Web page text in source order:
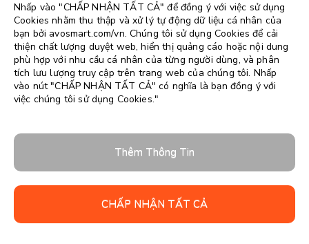
Chọn một ngôn ngữ ▼
Nhấp vào "CHẤP NHẬN TẤT CẢ" để đồng ý với việc sử dụng
Cookies nhằm thu thập và xử lý tự động dữ liệu cá nhân của
bạn bởi avosmart.com/vn. Chúng tôi sử dụng Cookies để cải
thiện chất lượng duyệt web, hiển thị quảng cáo hoặc nội dung
phù hợp với nhu cầu cá nhân của từng người dùng, và phân
tích lưu lượng truy cập trên trang web của chúng tôi. Nhấp
vào nút "CHẤP NHẬN TẤT CẢ" có nghĩa là bạn đồng ý với
việc chúng tôi sử dụng Cookies."
Thêm Thông Tin
CHẤP NHẬN TẤT CẢ